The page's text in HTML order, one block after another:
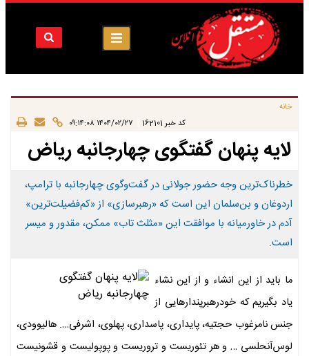
خانه
کد خبر 162101 ۱۴۰۴/۰۲/۲۷ ۰۹:۱۴:۰۸
لایه پنهان گفتگوی چهارجانبه ریاض
خطرناک‌ترین وجه حضور جولانی در گفت‌وگوی چهارجانبه با ترامپ،
اردوغان و بن‌سلمان این است که «رهبرسازی» از «کم‌فضیلت‌ترین»
آدم در خاورمیانه با موافقت این «مثلث تاب» ممکن، مقدور و میسر
است.
ما باید از این انشاء و از این نشاء
یاد بگیریم که خودرهبرپندارهایی از
جنس نامرغوب حجتیه، پایداری، پاسداری، پهلوی، اشرفی…. هالیوودی،
لوس‌آنحلسی … و هر تئوریست و تروریست و پوپولیست و قشونیست